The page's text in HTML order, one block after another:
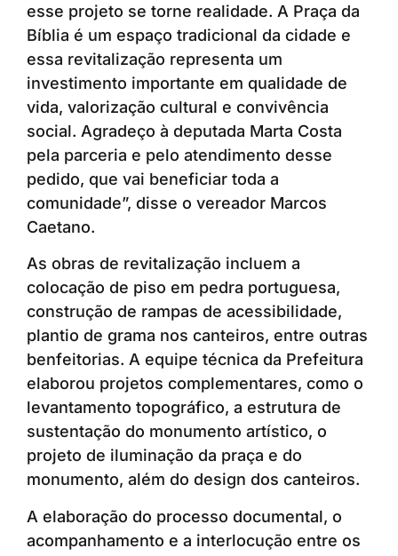
esse projeto se torne realidade. A Praça da
Bíblia é um espaço tradicional da cidade e
essa revitalização representa um
investimento importante em qualidade de
vida, valorização cultural e convivência
social. Agradeço à deputada Marta Costa
pela parceria e pelo atendimento desse
pedido, que vai beneficiar toda a
comunidade”, disse o vereador Marcos
Caetano.
As obras de revitalização incluem a
colocação de piso em pedra portuguesa,
construção de rampas de acessibilidade,
plantio de grama nos canteiros, entre outras
benfeitorias. A equipe técnica da Prefeitura
elaborou projetos complementares, como o
levantamento topográfico, a estrutura de
sustentação do monumento artístico, o
projeto de iluminação da praça e do
monumento, além do design dos canteiros.
A elaboração do processo documental, o
acompanhamento e a interlocução entre os